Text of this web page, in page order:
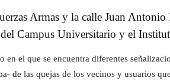
Armas y la calle Juan Antonio
Campus Universitario y el
el que se encuentra diferentes
de las quejas de los vecinos y usuarios